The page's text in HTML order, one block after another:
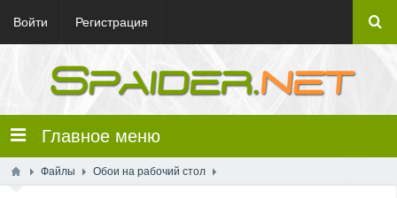
Войти Регистрация
Главное меню
Файлы Обои на рабочий стол